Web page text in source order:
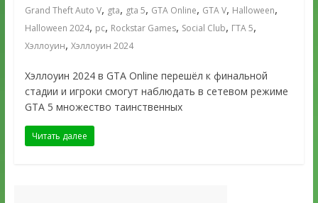
Grand Theft Auto V, gta, gta 5, GTA Online, GTA V, Halloween,
Halloween 2024, pc, Rockstar Games, Social Club, ГТА 5,
Хэллоуин, Хэллоуин 2024
Хэллоуин 2024 в GTA Online перешёл к финальной
стадии и игроки смогут наблюдать в сетевом режиме
GTA 5 множество таинственных
Читать далее